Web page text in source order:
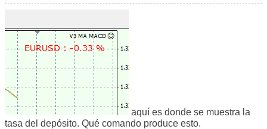
aquí es donde se muestra la
tasa del depósito. Qué comando produce esto.